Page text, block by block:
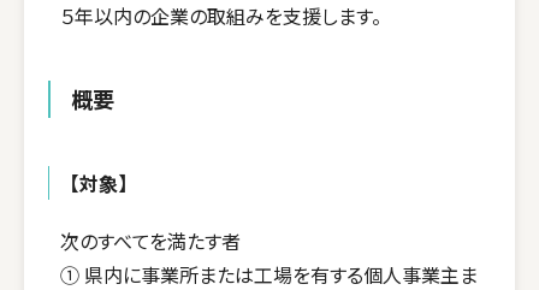
５年以内の企業の取組みを支援します。
概要
【対象】
次のすべてを満たす者
① 県内に事業所または工場を有する個人事業主ま